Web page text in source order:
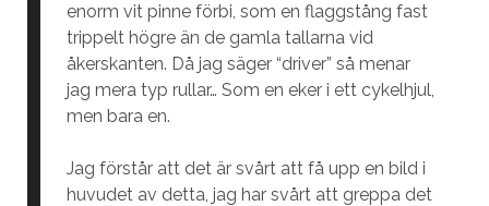
enorm vit pinne förbi, som en flaggstång fast
trippelt högre än de gamla tallarna vid
åkerskanten. Då jag säger “driver” så menar
jag mera typ rullar… Som en eker i ett cykelhjul,
men bara en.
Jag förstår att det är svårt att få upp en bild i
huvudet av detta, jag har svårt att greppa det